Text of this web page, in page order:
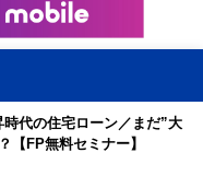
代の住宅ローン／まだ”大
【FP無料セミナー】